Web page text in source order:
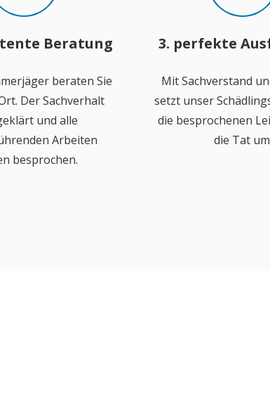
Beratung
beraten Sie
Der Sachverhalt
und alle
Arbeiten
besprochen.
3. perfekte
Mit Sachverstand
setzt unser
die besprochenen
die Tat